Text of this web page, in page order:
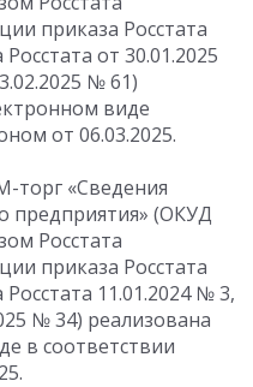
приказа Росстата
от 30.01.2025
№ 61)
виде
от 06.03.2025.
торг «Сведения
предприятия» (ОКУД
Росстата
приказа Росстата
11.01.2024№ 3,
№ 34) реализована
в соответствии